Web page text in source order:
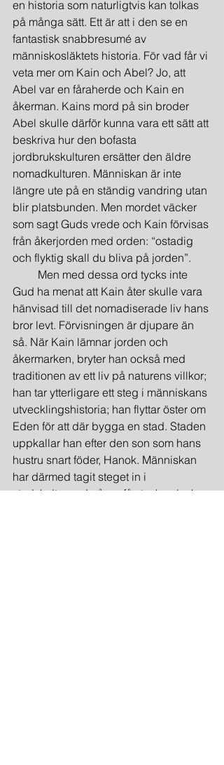
en historia som naturligtvis kan tolkas
på många sätt. Ett är att i den se en
fantastisk snabbresumé av
människosläktets historia. För vad får vi
veta mer om Kain och Abel? Jo, att
Abel var en fåraherde och Kain en
åkerman. Kains mord på sin broder
Abel skulle därför kunna vara ett sätt att
beskriva hur den bofasta
jordbrukskulturen ersätter den äldre
nomadkulturen. Människan är inte
längre ute på en ständig vandring utan
blir platsbunden. Men mordet väcker
som sagt Guds vrede och Kain förvisas
från åkerjorden med orden: “ostadig
och flyktig skall du bliva på jorden”.
Men med dessa ord tycks inte
Gud ha menat att Kain åter skulle vara
hänvisad till det nomadiserade liv hans
bror levt. Förvisningen är djupare än
så. När Kain lämnar jorden och
åkermarken, bryter han också med
traditionen av ett liv på naturens villkor;
han tar ytterligare ett steg i människans
utvecklingshistoria; han flyttar öster om
Eden för att där bygga en stad. Staden
uppkallar han efter den son som hans
hustru snart föder, Hanok. Människan
har därmed tagit steget in i
stadskulturen. I några få stycken lyckas